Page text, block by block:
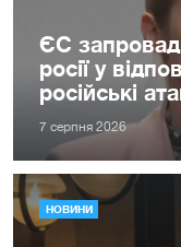
ЄС
росії у
російські
7 серпня 2026
НОВИНИ